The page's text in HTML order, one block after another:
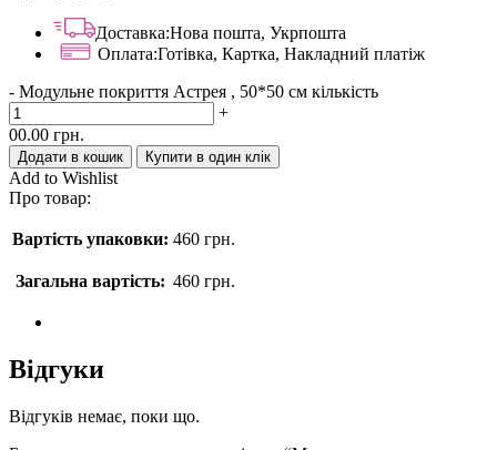
Доставка:Нова пошта, Укрпошта
Оплата:Готівка, Картка, Накладний платіж
- Модульне покриття Астрея , 50*50 см кількість
+
00.00 грн.
Додати в кошик Купити в один клік
Add to Wishlist
Про товар:
Вартість упаковки: 460 грн.
Загальна вартість: 460 грн.
Відгуки
Відгуків немає, поки що.